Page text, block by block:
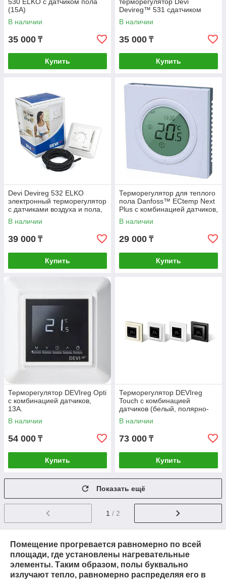
(15А)
В наличии
35 000 ₸
Купить
Devireg™ 531 сдатчиком
воздуха 15А.
В наличии
35 000 ₸
Купить
Devi Devireg 532 ELKO
электронный терморегулятор
с датчиками воздуха и пола,
15А.
В наличии
39 000 ₸
Купить
Терморегулятор для теплого
пола Danfoss™ ECtemp Next
Plus с комбинацией датчиков,
16А
В наличии
29 000 ₸
Купить
Терморегулятор DEVIreg Opti
с комбинацией датчиков,
13А.
В наличии
54 000 ₸
Купить
Терморегулятор DEVIreg
Touch с комбинацией
датчиков (белый, полярно-
белый, бежевый, черный
16А)
В наличии
73 000 ₸
Купить
Показать ещё
1 / 2
Помещение прогревается равномерно по всей
площади, где установлены нагревательные
элементы. Таким образом, полы буквально
излучают тепло, равномерно распределяя его в